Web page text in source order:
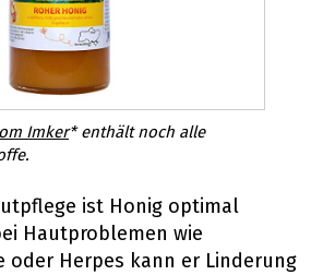
Imker* enthält noch alle
ist Honig optimal
Hautproblemen wie
oder Herpes kann er Linderung